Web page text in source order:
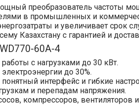
преобразователь частоты
в промышленных и
и увеличивает срок
Казахстану с гарантией и
60A-4
с нагрузками до 30 кВт.
до 30%.
интерфейс и гибкие
и перепадам напряжения.
компрессоров, вентиляторов